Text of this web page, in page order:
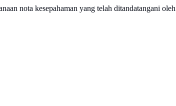
nota kesepahaman yang telah ditandatangani